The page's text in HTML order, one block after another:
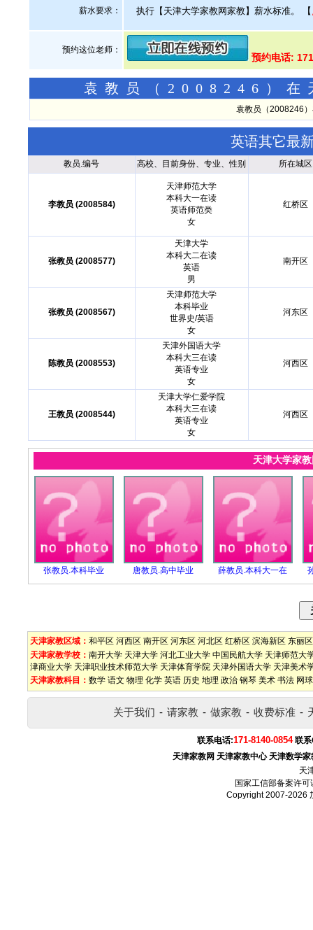
薪水要求： 执行【天津大学家教网家教】薪水标准。 【
预约这位老师：
预约电话:
袁教员（2008246）在
袁教员（2008246
英语其它最
教员.编号 高校、目前身份、专业、性别 所在城区
李教员 (2008584)
天津师范大学
本科大一在读
英语师范类
女
红桥区
张教员 (2008577)
天津大学
本科大二在读
英语
男
南开区
张教员 (2008567)
天津师范大学
本科毕业
世界史/英语
女
河东区
陈教员 (2008553)
天津外国语大学
本科大三在读
英语专业
女
河西区
王教员 (2008544)
天津大学仁爱学院
本科大三在读
英语专业
女
河西区
天津大学家
张教员.本科毕业 唐教员.高中毕业 薛教员.本科大一在
天津家教区域： 和平区 河西区 南开区 河东区 河北区 红桥区 滨海新区 东丽区
天津家教学校： 南开大学 天津大学 河北工业大学 中国民航大学 天津师范大
津商业大学 天津职业技术师范大学 天津体育学院 天津外国语大学 天津美术
天津家教科目： 数学 语文 物理 化学 英语 历史 地理 政治 钢琴 美术 书法 网球
关于我们 - 请家教 - 做家教 - 收费标准 -
联系电话:171-8140-0854 联
天津家教网 天津家教中心 天津数学家
天
国家工信部备案许可
Copyright 2007-2026